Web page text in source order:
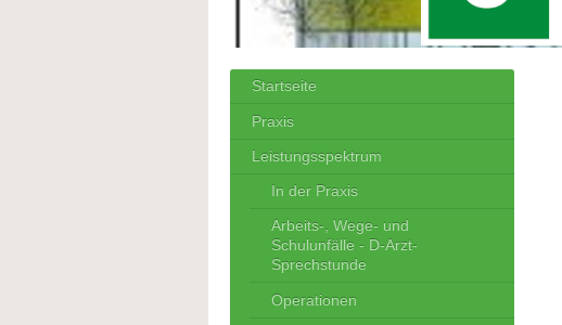
Startseite
Praxis
Leistungsspektrum
In der Praxis
Arbeits-, Wege- und
Schulunfälle - D-Arzt-
Sprechstunde
Operationen